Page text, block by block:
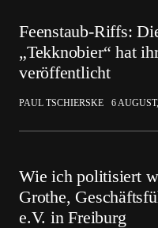
Feenstaub-Riffs:
„Tekknobier“ hat
veröffentlicht
PAUL TSCHIERSKE 6
Wie ich politisiert
Grothe,
e.V. in Freiburg